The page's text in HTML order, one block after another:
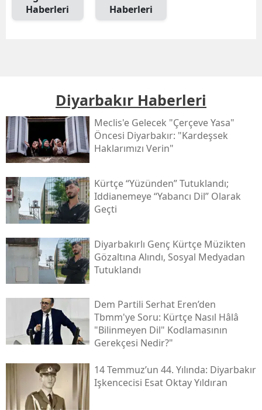
Haberleri
Haberleri
Diyarbakır Haberleri
Meclis'e Gelecek "çerçeve Yasa"
Öncesi Diyarbakır: "kardeşsek
Haklarımızı Verin"
Kürtçe “yüzünden” Tutuklandı;
Iddianemeye “yabancı Dil” Olarak
Geçti
Diyarbakırlı Genç Kürtçe Müzikten
Gözaltına Alındı, Sosyal Medyadan
Tutuklandı
Dem Partili Serhat Eren’den
Tbmm'ye Soru: Kürtçe Nasıl Hâlâ
"bilinmeyen Dil" Kodlamasının
Gerekçesi Nedir?"
14 Temmuz’un 44. Yılında: Diyarbakır
Işkencecisi Esat Oktay Yıldıran